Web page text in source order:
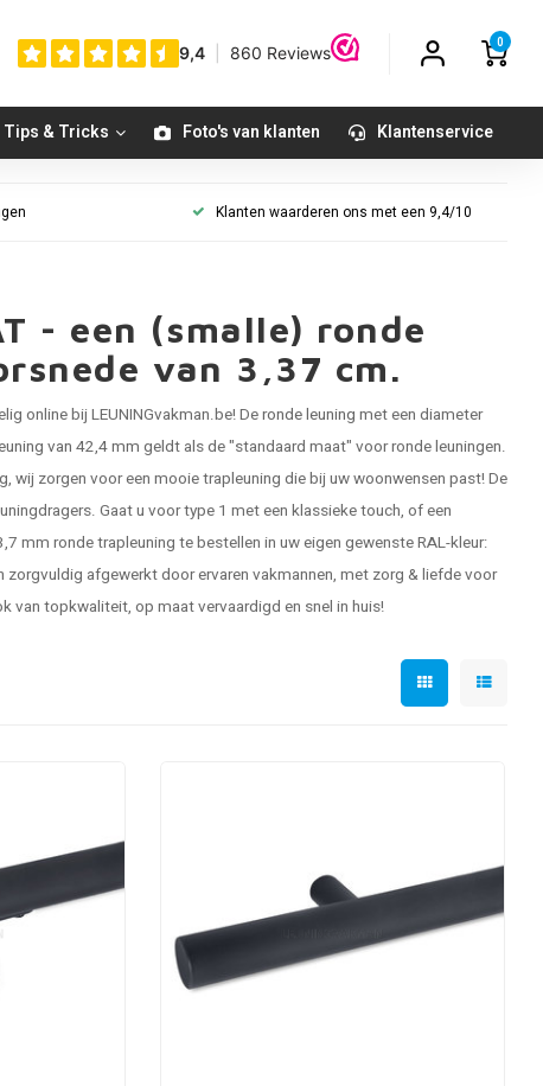
0
Tips & Tricks Foto's van klanten Klantenservice
Klanten waarderen ons met een 9,4/10
- een (smalle) ronde
van 3,37 cm.
online bij LEUNINGvakman.be! Deronde leuning met een diameter
van 42,4 mmgeldt als de "standaard maat" voor ronde leuningen.
wij zorgen voor een mooie trapleuning die bij uw woonwensen past! De
Gaat u voor type 1 met een klassieke touch, of een
mm ronde trapleuning te bestellen in uw eigen gewenste RAL-kleur:
afgewerkt door ervaren vakmannen, met zorg & liefde voor
van topkwaliteit, op maat vervaardigd en snel in huis!